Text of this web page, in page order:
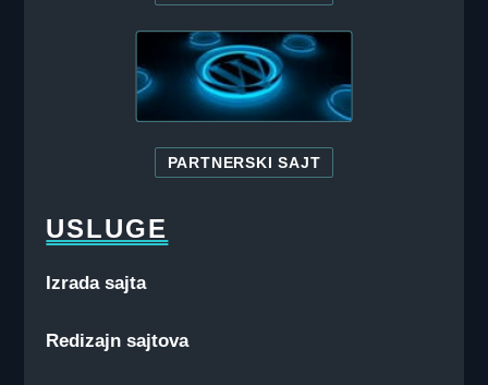
PARTNERSKI SAJT
USLUGE
Izrada sajta
Redizajn sajtova